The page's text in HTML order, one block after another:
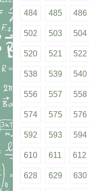
484 485 486
502 503 504
520 521 522
538 539 540
556 557 558
574 575 576
592 593 594
610 611 612
628 629 630